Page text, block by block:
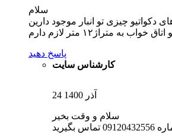
سلام
دکواتیو چیزی تو انبار موجود دارین
پاسخ دهید
کارشناس سایت
24 آذر 1400
سلام و وقت بخیر